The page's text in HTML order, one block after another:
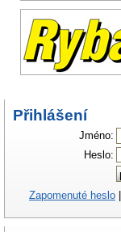
Přihlášení
Jméno:
Heslo:
Zapomenuté heslo